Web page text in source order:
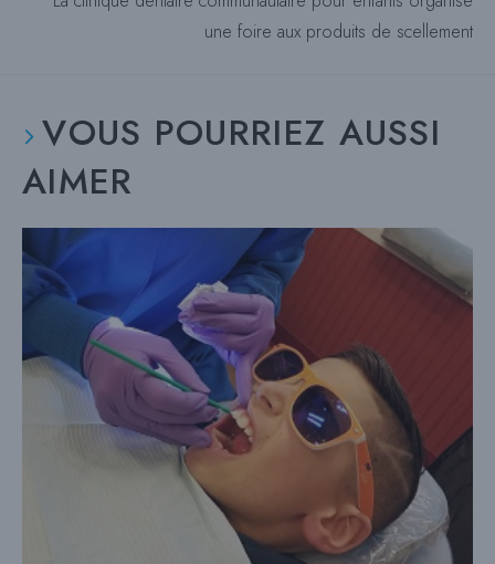
d'articles
une foire aux produits de scellement
VOUS POURRIEZ AUSSI
AIMER